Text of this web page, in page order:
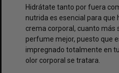
Hidrátate tanto por fuera
nutrida es esencial para que
crema corporal, cuanto más
perfume mejor, puesto que
impregnado totalmente en
olor corporal se tratara.